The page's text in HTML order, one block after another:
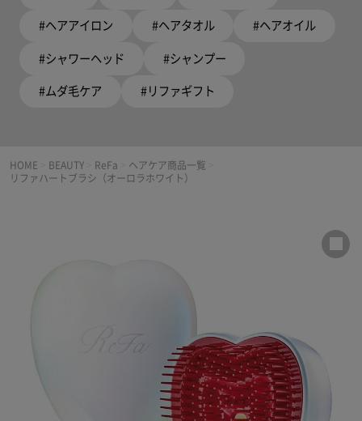
#ヘアアイロン #ヘアタオル #ヘアオイル
#シャワーヘッド #シャンプー
#ムダ毛ケア #リファギフト
HOME BEAUTY ReFa ヘアケア商品一覧
リファハートブラシ（オーロラホワイト）